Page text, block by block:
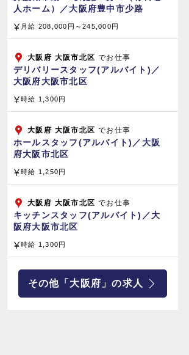
人ホーム）／大阪府豊中市少路
月給 208,000円～245,000円
大阪府 大阪市北区 でお仕事
デリバリースタッフ(アルバイト)／
大阪府大阪市北区
時給 1,300円
大阪府 大阪市北区 でお仕事
ホールスタッフ(アルバイト)／大阪
府大阪市北区
時給 1,250円
大阪府 大阪市北区 でお仕事
キッチンスタッフ(アルバイト)／大
阪府大阪市北区
時給 1,300円
その他「大阪府」の求人